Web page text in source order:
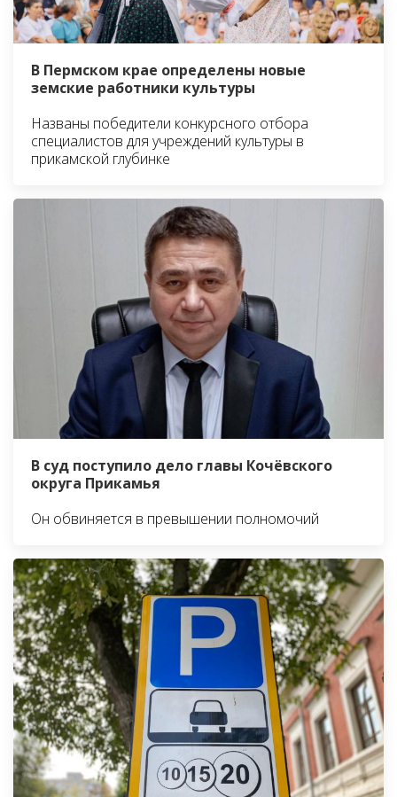
В Пермском крае определены новые
земские работники культуры
Названы победители конкурсного отбора
специалистов для учреждений культуры в
прикамской глубинке
В суд поступило дело главы Кочёвского
округа Прикамья
Он обвиняется в превышении полномочий